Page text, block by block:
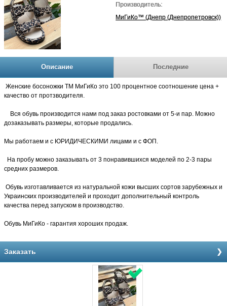
Производитель:
МиГиКо™ (Днепр (Днепропетровск))
Описание Последние
Женские босоножки ТМ МиГиКо это 100 процентное соотношение цена +
качество от протзводителя.
Вся обувь производится нами под заказ ростовками от 5-и пар. Можно
дозаказывать размеры, которые продались.
Мы работаем и с ЮРИДИЧЕСКИМИ лицами и с ФОП.
На пробу можно заказывать от 3 понравившихся моделей по 2-3 пары
средних размеров.
Обувь изготавливается из натуральной кожи высших сортов зарубежных и
Украинских производителей и проходит дополнительный контроль
качества перед запуском в производство.
Обувь МиГиКо - гарантия хороших продаж.
Заказать